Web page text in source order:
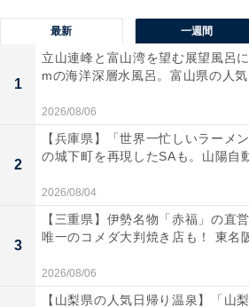
最新 一週間
1
立山連峰と富山湾を望む展望風呂
mの海洋深層水風呂。富山県の人
2026/08/06
2
【兵庫県】「世界一忙しいラーメ
の城下町を再現したSAも。山陽自
2026/08/04
3
【三重県】伊勢名物「赤福」の直
唯一のコメダ大判焼き店も！ 東名
2026/08/06
【山梨県の人気日帰り温泉】「山